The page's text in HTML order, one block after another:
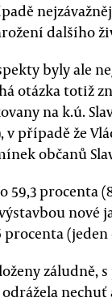
dalšího
byly ale
otázka totiž
na k.ú.
případě že
občanů
59,3 procenta
nové
procenta
záludně,